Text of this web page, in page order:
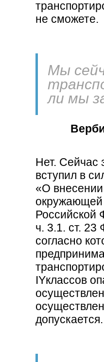
не сможете.
Мы
ли мы
Нет. Сейчас
вступил в
«О
окружающей
Российской
ч. 3.1. ст.
согласно
IYклассов
допускается.